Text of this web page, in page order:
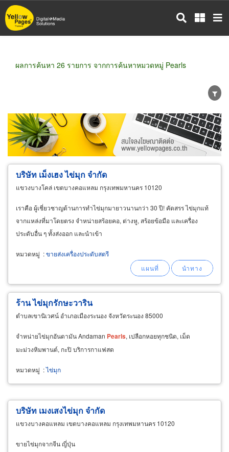
ข้าม
ไป
ผลการค้นหา 26 รายการ จากการค้นหาหมวดหมู่ Pearls
ขายส่ง ขายปลีก ผู้ผลิต
ตัวแทนจัดจำหน่าย
ผู้ส่งออก/นำเข้า
ธุรกิจบริการ
บริษัท เม็งเฮง ไข่มุก จำกัด
แขวงบางโคล่ เขตบางคอแหลม กรุงเทพมหานคร 10120
เราคือ ผู้เชี่ยวชาญด้านการทำไข่มุกมายาวนานกว่า 30 ปี! คัดสรร ไข่มุกแท้
จากแหล่งที่มาโดยตรง จำหน่ายสร้อยคอ, ต่างหู, สร้อยข้อมือ และเครื่อง
ประดับอื่น ๆ ทั้งส่งออก และนำเข้า
หมวดหมู่ :ขายส่งเครื่องประดับสตรี
ร้าน ไข่มุกรักษะวาริน
ตำบลเขานิเวศน์ อำเภอเมืองระนอง จังหวัดระนอง 85000
จำหน่ายไข่มุกอันดามัน Andaman Pearls, เปลือกหอยทุกชนิด, เม็ด
มะม่วงหิมพานต์, กะปิ บริการกาแฟสด
หมวดหมู่ :ไข่มุก
บริษัท เมงเสงไข่มุก จำกัด
แขวงบางคอแหลม เขตบางคอแหลม กรุงเทพมหานคร 10120
ขายไข่มุกจากจีน ญี่ปุ่น